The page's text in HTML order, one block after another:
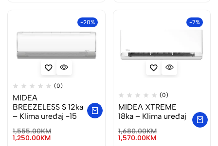
-20%
(0)
MIDEA
BREEZELESS S 12ka
– Klima uređaj -15
1,555.00KM
1,250.00KM
-7%
(0)
MIDEA XTREME
18ka – Klima uređaj
1,680.00KM
1,570.00KM